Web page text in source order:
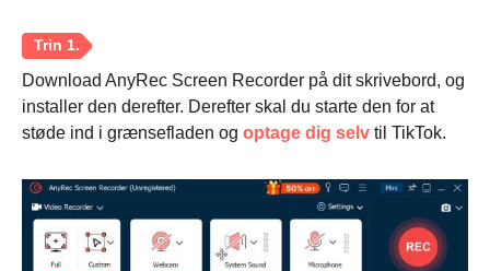
Download AnyRec Screen Recorder på dit skrivebord, og
installer den derefter. Derefter skal du starte den for at
støde ind i grænsefladen og optage dig selv til TikTok.